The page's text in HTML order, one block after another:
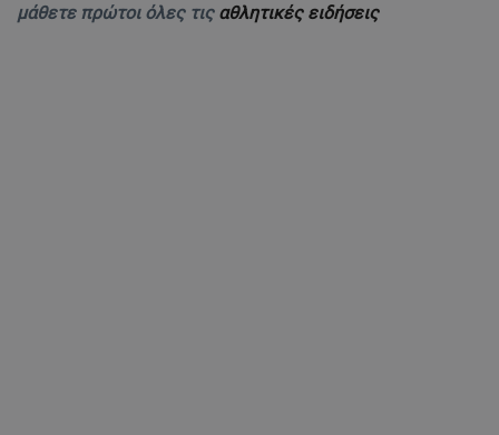
μάθετε πρώτοι όλες τις αθλητικές ειδήσεις